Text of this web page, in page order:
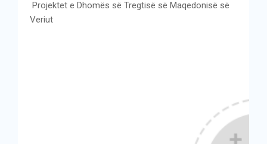
së Tregtisë së Maqedonisë së